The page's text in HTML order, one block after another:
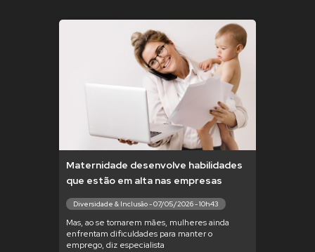
Maternidade desenvolve habilidades
que estão em alta nas empresas
Diversidade & Inclusão - 07/05/2026 - 10h43
Mas, ao se tornarem mães, mulheres ainda
enfrentam dificuldades para manter o
emprego, diz especialista